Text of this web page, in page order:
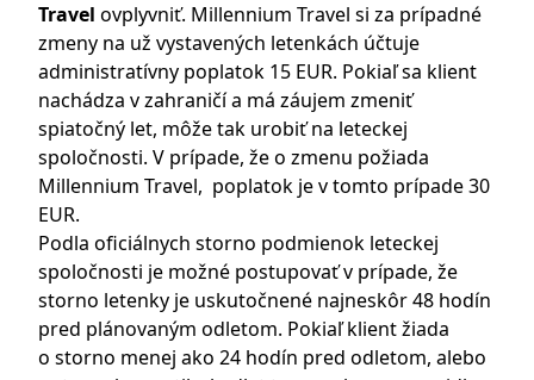
Travel ovplyvniť. Millennium Travel si za prípadné
zmeny na už vystavených letenkách účtuje
administratívny poplatok 15 EUR. Pokiaľ sa klient
nachádza v zahraničí a má záujem zmeniť
spiatočný let, môže tak urobiť na leteckej
spoločnosti. V prípade, že o zmenu požiada
Millennium Travel, poplatok je v tomto prípade 30
EUR.
Podla oficiálnych storno podmienok leteckej
spoločnosti je možné postupovať v prípade, že
storno letenky je uskutočnené najneskôr 48 hodín
pred plánovaným odletom. Pokiaľ klient žiada
o storno menej ako 24 hodín pred odletom, alebo